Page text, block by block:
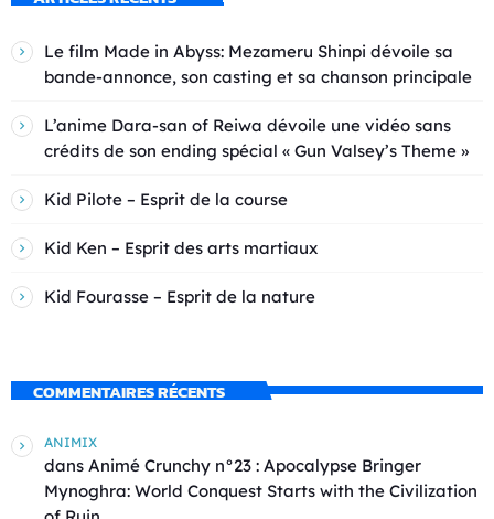
Le film Made in Abyss: Mezameru Shinpi dévoile sa
bande-annonce, son casting et sa chanson principale
L’anime Dara-san of Reiwa dévoile une vidéo sans
crédits de son ending spécial « Gun Valsey’s Theme »
Kid Pilote – Esprit de la course
Kid Ken – Esprit des arts martiaux
Kid Fourasse – Esprit de la nature
COMMENTAIRES RÉCENTS
ANIMIX
dans Animé Crunchy n°23 : Apocalypse Bringer
Mynoghra: World Conquest Starts with the Civilization